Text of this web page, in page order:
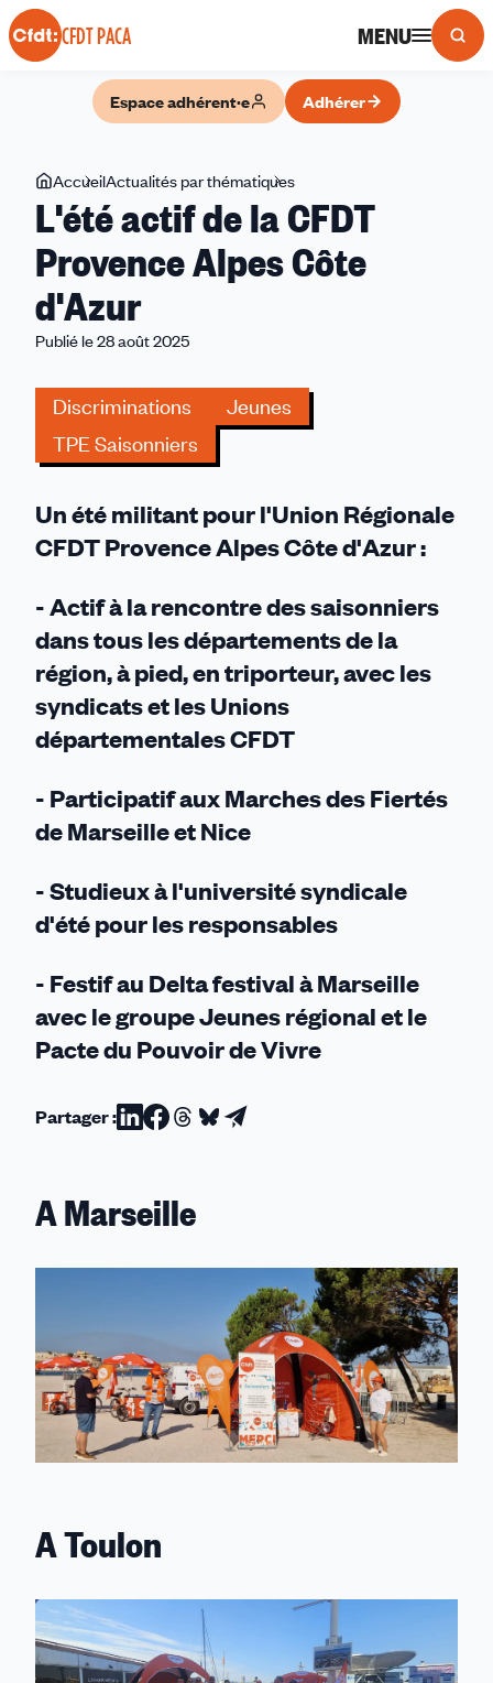
Panneau de gestion des cookies
CFDT PACA MENU
Espace adhérent·e Adhérer
Vous
êtes
ici
AccueilActualités par thématiques
actif
de
la
L'été actif de la CFDT
Provence Alpes Côte
d'Azur
Publié le 28 août 2025
Discriminations
Jeunes
TPE Saisonniers
Un été militant pour l'Union Régionale
CFDT Provence Alpes Côte d'Azur :
- Actif à la rencontre des saisonniers
dans tous les départements de la
région, à pied, en triporteur, avec les
syndicats et les Unions
départementales CFDT
- Participatif aux Marches des Fiertés
de Marseille et Nice
- Studieux à l'université syndicale
d'été pour les responsables
- Festif au Delta festival à Marseille
avec le groupe Jeunes régional et le
Pacte du Pouvoir de Vivre
Partager :Partager
Linkedin
Partager
Facebook
Partager
Threads
Partager
Partager
A Marseille
A Toulon